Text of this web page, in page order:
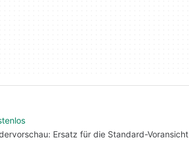
Ersatz für die Standard-Voransicht